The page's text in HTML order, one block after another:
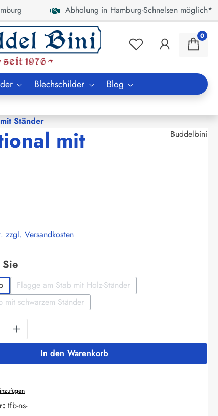
Abholung in Hamburg-Schnelsen möglich*
0
Blechschilder Blog
Ständer
mit
Buddelbini
zzgl. Versandkosten
auswählen
Flagge am Stab mit Holz-Ständer
(Diese Option ist zurzeit nicht verfügbar.)
mit schwarzem Ständer
(Diese Option ist zurzeit nicht verfügbar.)
Gib den gewünschten Wert ein
In den Warenkorb
tfb-ns-